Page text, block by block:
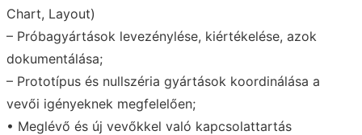
Chart, Layout)
– Próbagyártások levezénylése, kiértékelése, azok
dokumentálása;
– Prototípus és nullszéria gyártások koordinálása a
vevői igényeknek megfelelően;
• Meglévő és új vevőkkel való kapcsolattartás